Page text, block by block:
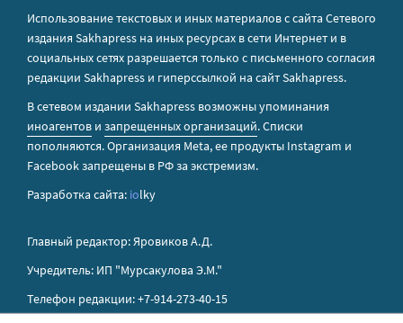
Использование текстовых и иных материалов с сайта Сетевого
издания Sakhapress на иных ресурсах в сети Интернет и в
социальных сетях разрешается только с письменного согласия
редакции Sakhapress и гиперссылкой на сайт Sakhapress.
В сетевом издании Sakhapress возможны упоминания
иноагентов и запрещенных организаций. Списки
пополняются. Организация Metа, ее продукты Instagram и
Facebook запрещены в РФ за экстремизм.
Разработка сайта: iolky
Главный редактор: Яровиков А.Д.
Учредитель: ИП "Мурсакулова Э.М."
Телефон редакции: +7-914-273-40-15